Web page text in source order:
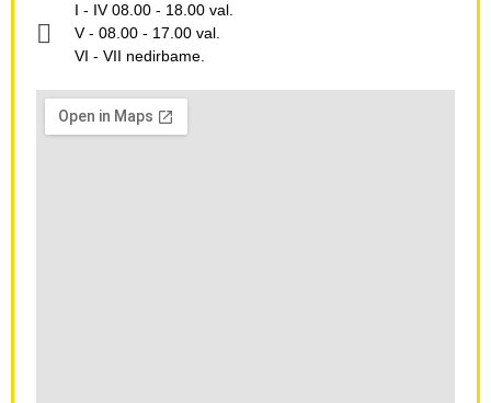
I - IV 08.00 - 18.00 val.
V - 08.00 - 17.00 val.
VI - VII nedirbame.